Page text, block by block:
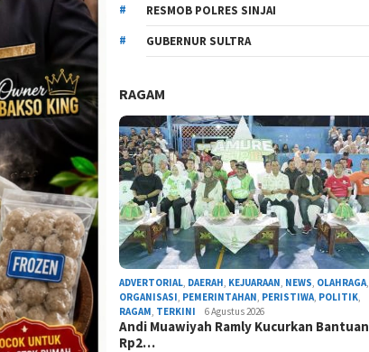
RESMOB POLRES SINJAI
GUBERNUR SULTRA
RAGAM
ADVERTORIAL DAERAH KEJUARAAN NEWS OLAHRAGA
ORGANISASI PEMERINTAHAN PERISTIWA POLITIK
RAGAM TERKINI 6 Agustus 2026
Andi Muawiyah Ramly Kucurkan Bantuan
Rp2…